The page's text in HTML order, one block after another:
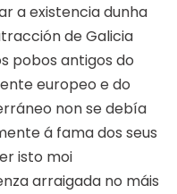
a existencia dunha
de Galicia
pobos antigos do
europeo e do
non se debía
á fama dos seus
isto moi
arraigada no máis